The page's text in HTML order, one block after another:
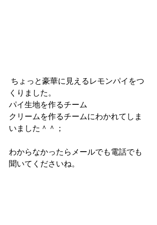
くりました。
パイ生地を作るチーム
クリームを作るチームにわかれてしま
いました＾＾；
わからなかったらメールでも電話でも
聞いてくださいね。